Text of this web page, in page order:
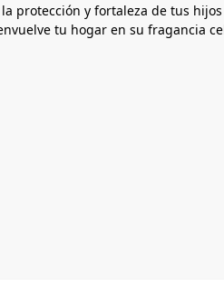
protección y fortaleza de tus
tu hogar en su fragancia